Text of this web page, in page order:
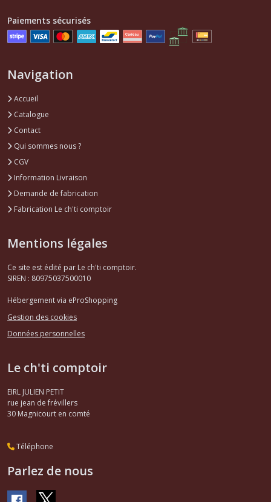
Paiements sécurisés
Navigation
Accueil
Catalogue
Contact
Qui sommes nous ?
CGV
Information Livraison
Demande de fabrication
Fabrication Le ch'ti comptoir
Mentions légales
Ce site est édité par Le ch'ti comptoir.
SIREN : 80975037500010
Hébergement via eProShopping
Gestion des cookies
Données personnelles
Le ch'ti comptoir
EIRL JULIEN PETIT
rue jean de frévillers
30 Magnicourt en comté
Téléphone
Parlez de nous